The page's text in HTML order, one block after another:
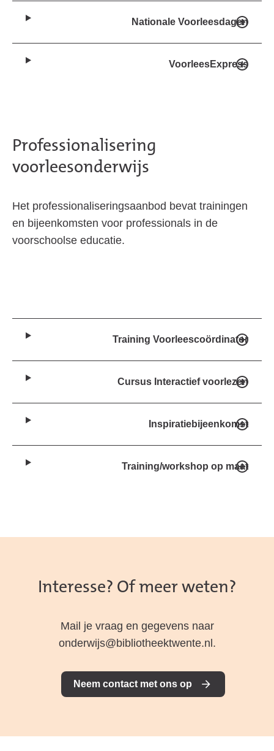
Nationale Voorleesdagen
VoorleesExpress
Professionalisering
voorleesonderwijs
Het professionaliseringsaanbod bevat trainingen
en bijeenkomsten voor professionals in de
voorschoolse educatie.
Training Voorleescoördinator
Cursus Interactief voorlezen
Inspiratiebijeenkomst
Training/workshop op maat
Interesse? Of meer weten?
Mail je vraag en gegevens naar
onderwijs@bibliotheektwente.nl .
Neem contact met ons op